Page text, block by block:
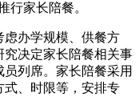
行家长陪餐。
办学规模、供餐方
决定家长陪餐相关事
列席。家长陪餐采用
式、时限等，安排专